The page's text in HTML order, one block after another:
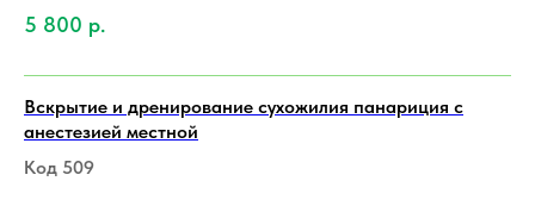
5 800 р.
Вскрытие и дренирование сухожилия панариция с
анестезией местной
Код 509